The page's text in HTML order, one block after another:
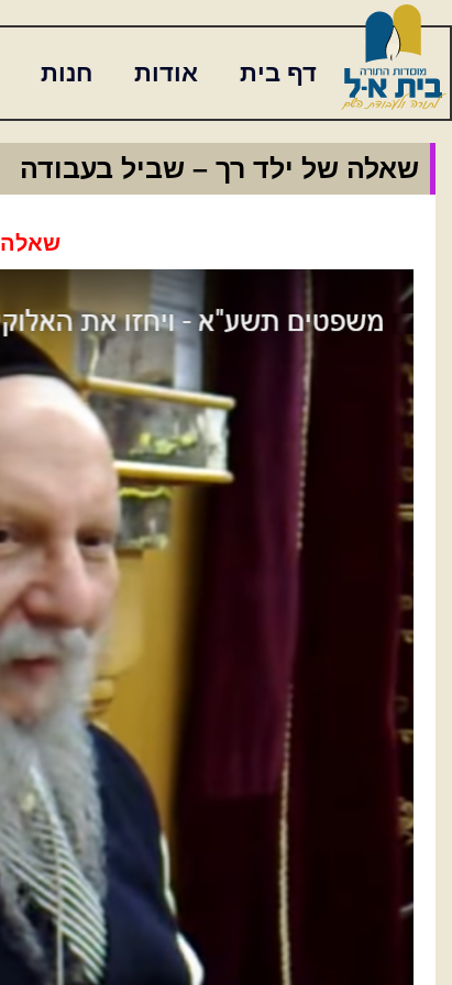
דף בית אודות חנות
שאלה של ילד רך – שביל בעבודה
שאלה